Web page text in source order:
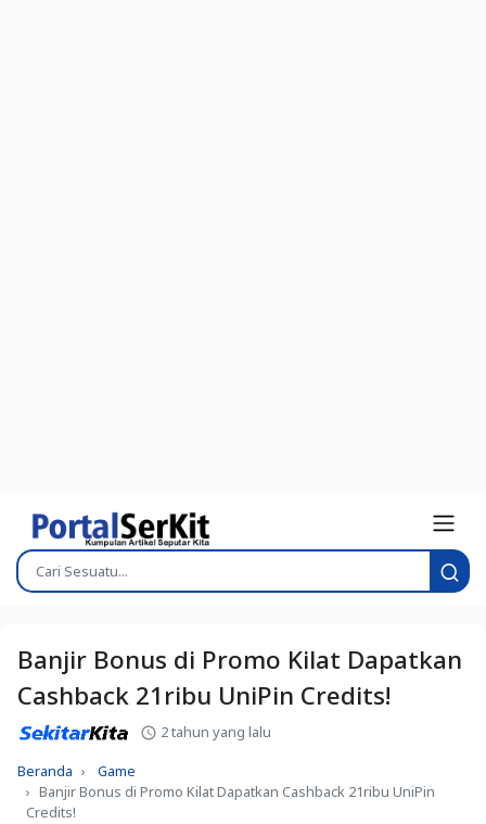
Banjir Bonus di Promo Kilat Dapatkan
Cashback 21ribu UniPin Credits!
2 tahun yang lalu
Beranda
Game
Banjir Bonus di Promo Kilat Dapatkan Cashback 21ribu UniPin
Credits!